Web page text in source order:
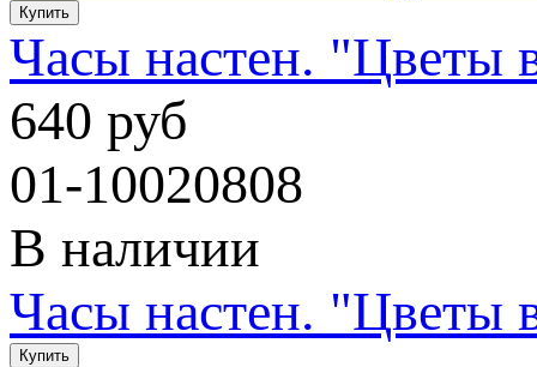
Часы настен. "Цветы
640 руб
01-10020808
В наличии
Часы настен. "Цветы